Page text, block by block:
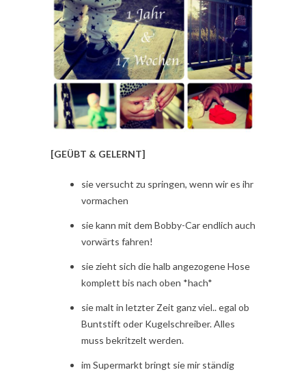
[GEÜBT & GELERNT]
sie versucht zu springen, wenn wir es ihr
vormachen
sie kann mit dem Bobby-Car endlich auch
vorwärts fahren!
sie zieht sich die halb angezogene Hose
komplett bis nach oben *hach*
sie malt in letzter Zeit ganz viel.. egal ob
Buntstift oder Kugelschreiber. Alles
muss bekritzelt werden.
im Supermarkt bringt sie mir ständig